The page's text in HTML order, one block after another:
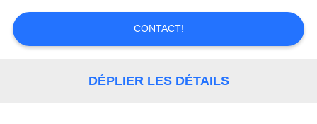
CONTACTEZ-
NOUS
CONTACT!
DÉPLIER LES DÉTAILS